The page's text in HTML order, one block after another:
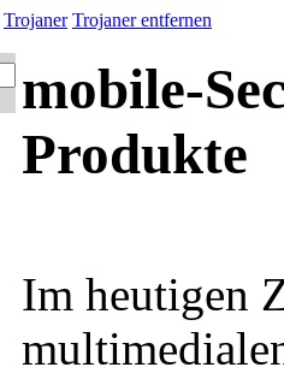
Trojaner Trojaner entfernen
mobile-
Produkte
Im heutigen